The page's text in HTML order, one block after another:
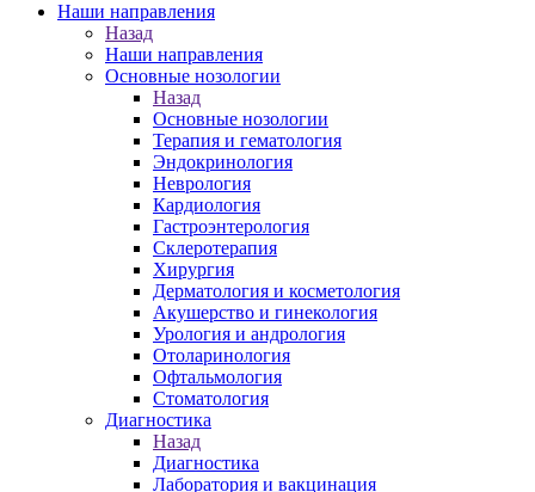
Наши направления
Назад
Наши направления
Основные нозологии
Назад
Основные нозологии
Терапия и гематология
Эндокринология
Неврология
Кардиология
Гастроэнтерология
Склеротерапия
Хирургия
Дерматология и косметология
Акушерство и гинекология
Урология и андрология
Отоларинология
Офтальмология
Стоматология
Диагностика
Назад
Диагностика
Лаборатория и вакцинация